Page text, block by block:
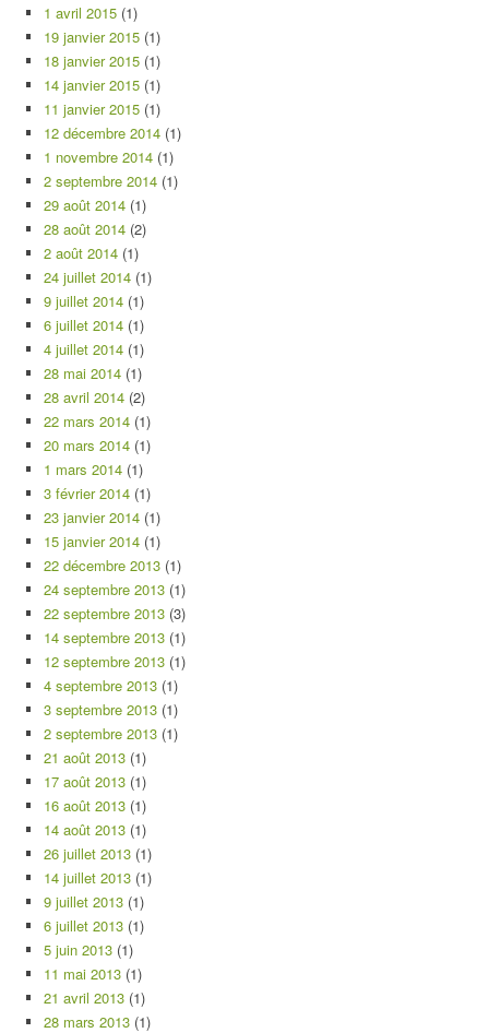
1 avril 2015 (1)
19 janvier 2015 (1)
18 janvier 2015 (1)
14 janvier 2015 (1)
11 janvier 2015 (1)
12 décembre 2014 (1)
1 novembre 2014 (1)
2 septembre 2014 (1)
29 août 2014 (1)
28 août 2014 (2)
2 août 2014 (1)
24 juillet 2014 (1)
9 juillet 2014 (1)
6 juillet 2014 (1)
4 juillet 2014 (1)
28 mai 2014 (1)
28 avril 2014 (2)
22 mars 2014 (1)
20 mars 2014 (1)
1 mars 2014 (1)
3 février 2014 (1)
23 janvier 2014 (1)
15 janvier 2014 (1)
22 décembre 2013 (1)
24 septembre 2013 (1)
22 septembre 2013 (3)
14 septembre 2013 (1)
12 septembre 2013 (1)
4 septembre 2013 (1)
3 septembre 2013 (1)
2 septembre 2013 (1)
21 août 2013 (1)
17 août 2013 (1)
16 août 2013 (1)
14 août 2013 (1)
26 juillet 2013 (1)
14 juillet 2013 (1)
9 juillet 2013 (1)
6 juillet 2013 (1)
5 juin 2013 (1)
11 mai 2013 (1)
21 avril 2013 (1)
28 mars 2013 (1)